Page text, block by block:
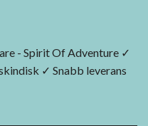
- Spirit Of Adventure ✓
✓ Snabb leverans